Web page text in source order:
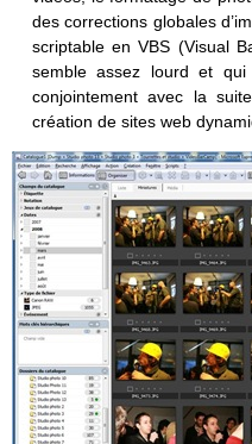
des corrections globales
scriptable en VBS (Visual
semble assez lourd et
conjointement avec la
création de sites web